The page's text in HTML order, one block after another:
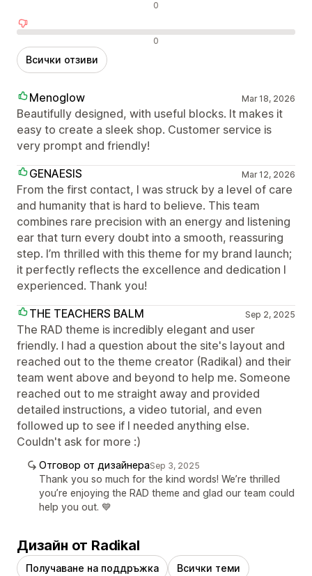
0
0
Всички отзиви
Menoglow Mar 18, 2026
Beautifully designed, with useful blocks. It makes it
easy to create a sleek shop. Customer service is
very prompt and friendly!
GENAESIS
Mar 12, 2026
From the first contact, I was struck by a level of care
and humanity that is hard to believe. This team
combines rare precision with an energy and listening
ear that turn every doubt into a smooth, reassuring
step. I’m thrilled with this theme for my brand launch;
it perfectly reflects the excellence and dedication I
experienced. Thank you!
THE TEACHERS BALM
Sep 2, 2025
The RAD theme is incredibly elegant and user
friendly. I had a question about the site's layout and
reached out to the theme creator (Radikal) and their
team went above and beyond to help me. Someone
reached out to me straight away and provided
detailed instructions, a video tutorial, and even
followed up to see if I needed anything else.
Couldn't ask for more :)
Отговор от дизайнераSep 3, 2025
Thank you so much for the kind words! We’re thrilled
you’re enjoying the RAD theme and glad our team could
help you out. 💙
Дизайн от Radikal
Получаване на поддръжка Всички теми